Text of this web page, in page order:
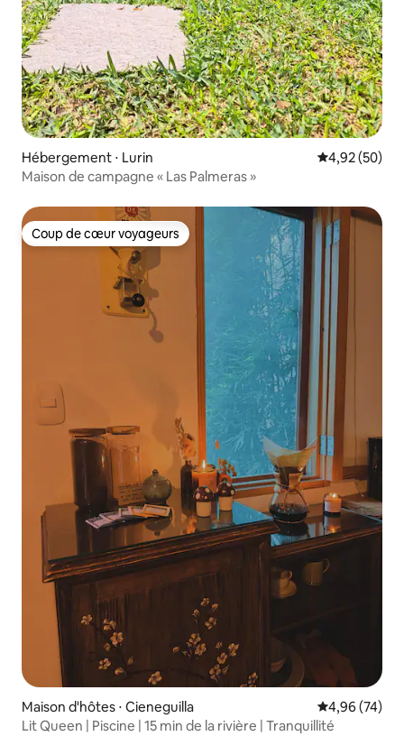
Hébergement ⋅ Lurin Évaluation
4,92 (50)
Maison de campagne « Las Palmeras »
Coup de cœur voyageurs
Coup de cœur voyageurs
Maison d'hôtes ⋅ Cieneguilla Évaluation
4,96 (74)
Lit Queen | Piscine | 15 min de la rivière | Tranquillité